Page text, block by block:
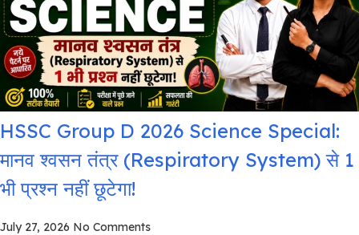
HSSC Group D 2026 Science Special:
मानव श्वसन तंत्र (Respiratory System) से 1
भी प्रश्न नहीं छूटेगा!
July 27, 2026 No Comments